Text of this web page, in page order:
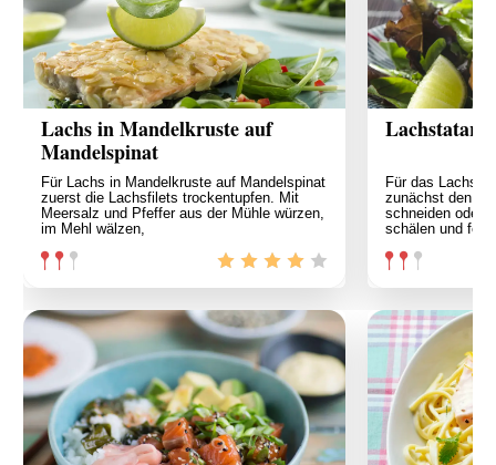
Lachs in Mandelkruste auf
Mandelspinat
Für Lachs in Mandelkruste auf Mandelspinat
zuerst die Lachsfilets trockentupfen. Mit
Meersalz und Pfeffer aus der Mühle würzen,
im Mehl wälzen,
Lachstatar
Für das
zunächst den
schneiden oder
schälen und fein